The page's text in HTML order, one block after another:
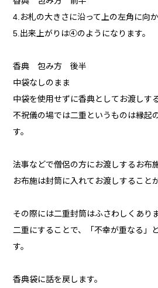
4.お札の大きさに沿って上の左角に向
5.出来上がりは④のようになります。
香典 包み方 後半
中袋なしのまま
中袋を使用せずに香典としてお渡しす
不祝儀の場では二重というものは縁起
す。
法事などで僧侶の方にお渡しするお布
お布施は封筒に入れてお渡しすること
その際には二重封筒はふさわしくあり
二重にすることで、「不幸が重なる」
す。
香典袋に話を戻します。